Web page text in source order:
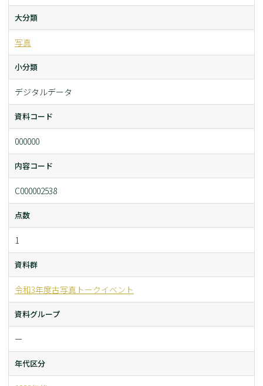
大分類
写真
小分類
デジタルデータ
資料コード
000000
内容コード
C000002538
点数
1
資料群
令和3年度古写真トークイベント
資料グループ
ー
年代区分